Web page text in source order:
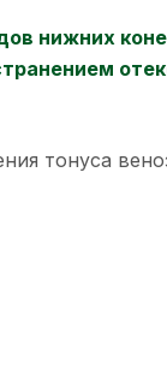
нижних
тонуса